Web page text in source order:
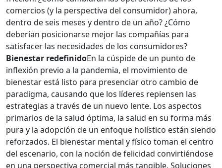
comercios (y la perspectiva del consumidor) ahora,
dentro de seis meses y dentro de un año? ¿Cómo
deberían posicionarse mejor las compañías para
satisfacer las necesidades de los consumidores?
Bienestar redefinidoEn la cúspide de un punto de
inflexión previo a la pandemia, el movimiento de
bienestar está listo para presenciar otro cambio de
paradigma, causando que los líderes repiensen las
estrategias a través de un nuevo lente. Los aspectos
primarios de la salud óptima, la salud en su forma más
pura y la adopción de un enfoque holístico están siendo
reforzados. El bienestar mental y físico toman el centro
del escenario, con la noción de felicidad convirtiéndose
en una perspectiva comercial más tangible. Soluciones